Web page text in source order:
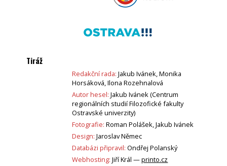
Tiráž
Redakční rada: Jakub Ivánek, Monika
Horsáková, Ilona Rozehnalová
Autor hesel: Jakub Ivánek (Centrum
regionálních studií Filozofické fakulty
Ostravské univerzity)
Fotografie: Roman Polášek, Jakub Ivánek
Design: Jaroslav Němec
Databázi připravil: Ondřej Polanský
Webhosting: Jiří Král —printo.cz